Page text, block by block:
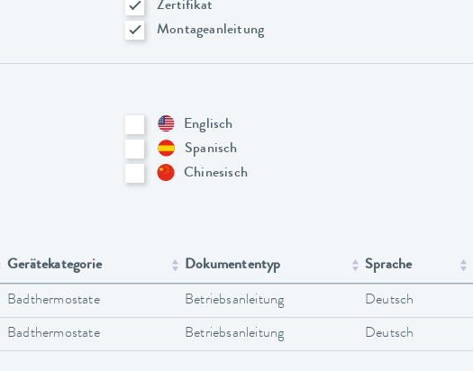
Zertifikat
Montageanleitung
Englisch
Spanisch
Chinesisch
Gerätekategorie Dokumententyp Sprache
Badthermostate Betriebsanleitung Deutsch
Badthermostate Betriebsanleitung Deutsch